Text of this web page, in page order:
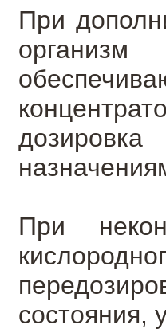
При
При
состояния,